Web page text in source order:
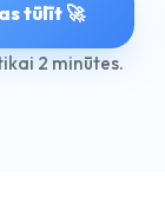
tūlīt 🚀
2 minūtes.